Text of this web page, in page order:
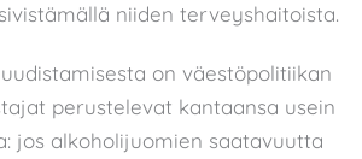
niiden terveyshaitoista.
uudistamisesta on väestöpolitiikan
perustelevat kantaansa usein
jos alkoholijuomien saatavuutta